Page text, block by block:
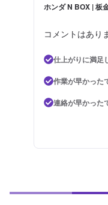
ホンダ N BOX | 板
コメントはあり
仕上がりに満足
作業が早かった
連絡が早かった